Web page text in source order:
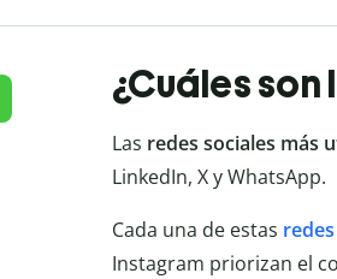
¿Cuáles
Las redes sociales más
LinkedIn, X y WhatsApp.
Cada una de estas
Instagram priorizan el